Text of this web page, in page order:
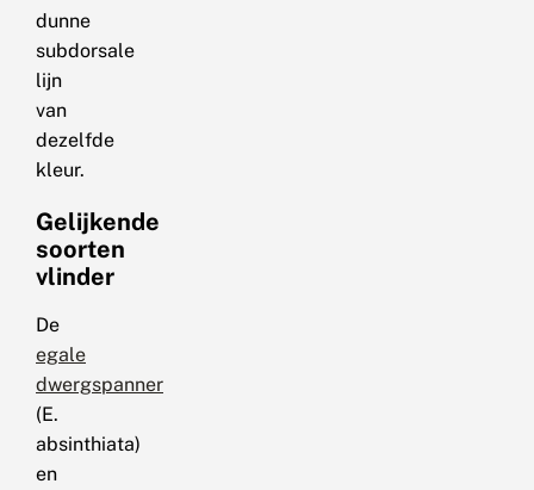
dunne
subdorsale
lijn
van
dezelfde
kleur.
Gelijkende
soorten
vlinder
De
egale
dwergspanner
(E.
absinthiata)
en